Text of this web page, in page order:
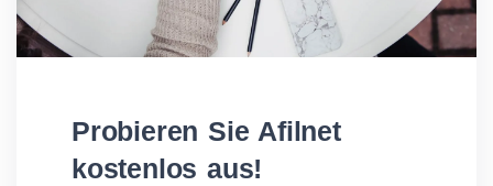
Probieren Sie Afilnet
kostenlos aus!